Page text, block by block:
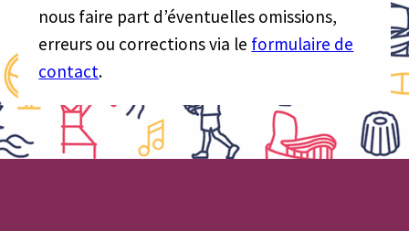
nous faire part d’éventuelles omissions,
erreurs ou corrections via le formulaire de
contact.